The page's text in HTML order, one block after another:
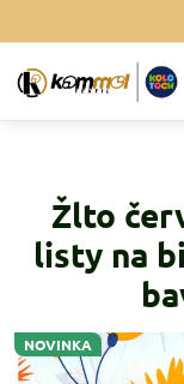
NOVINKA
Žlto
listy na